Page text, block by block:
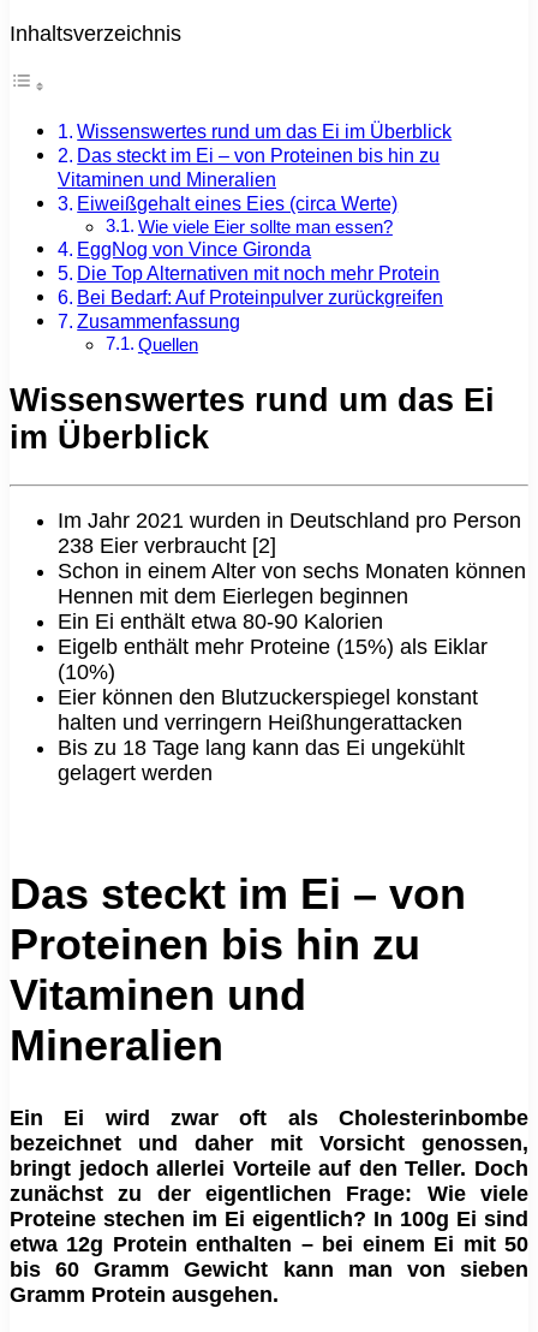
Inhaltsverzeichnis
Wissenswertes rund um das Ei im Überblick
Das steckt im Ei – von Proteinen bis hin zu
Vitaminen und Mineralien
Eiweißgehalt eines Eies (circa Werte)
Wie viele Eier sollte man essen?
EggNog von Vince Gironda
Die Top Alternativen mit noch mehr Protein
Bei Bedarf: Auf Proteinpulver zurückgreifen
Zusammenfassung
Quellen
Wissenswertes rund um das Ei
im Überblick
Im Jahr 2021 wurden in Deutschland pro Person
238 Eier verbraucht [2]
Schon in einem Alter von sechs Monaten können
Hennen mit dem Eierlegen beginnen
Ein Ei enthält etwa 80-90 Kalorien
Eigelb enthält mehr Proteine (15%) als Eiklar
(10%)
Eier können den Blutzuckerspiegel konstant
halten und verringern Heißhungerattacken
Bis zu 18 Tage lang kann das Ei ungekühlt
gelagert werden
Das steckt im Ei – von
Proteinen bis hin zu
Vitaminen und
Mineralien
Ein Ei wird zwar oft als Cholesterinbombe
bezeichnet und daher mit Vorsicht genossen,
bringt jedoch allerlei Vorteile auf den Teller. Doch
zunächst zu der eigentlichen Frage: Wie viele
Proteine stechen im Ei eigentlich? In 100g Ei sind
etwa 12g Protein enthalten – bei einem Ei mit 50
bis 60 Gramm Gewicht kann man von sieben
Gramm Protein ausgehen.